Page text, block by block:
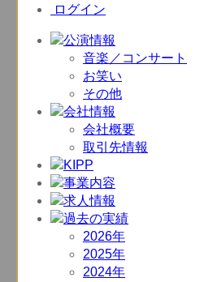
ログイン
音楽／コンサート
お笑い
その他
会社概要
取引先情報
2026年
2025年
2024年